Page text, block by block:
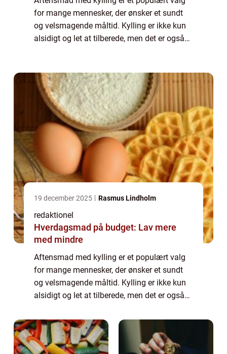
for mange mennesker, der ønsker et sundt
og velsmagende måltid. Kylling er ikke kun
alsidigt og let at tilberede, men det er også
19 december 2025 Rasmus Lindholm
redaktionel
Hverdagsmad på budget: Lav mere
med mindre
Aftensmad med kylling er et populært valg
for mange mennesker, der ønsker et sundt
og velsmagende måltid. Kylling er ikke kun
alsidigt og let at tilberede, men det er også
et ideelt valg for både kødel...